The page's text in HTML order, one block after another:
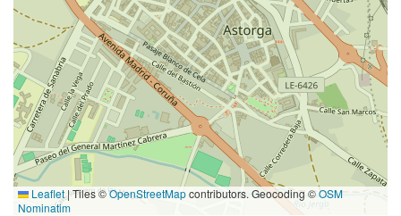
Leaflet |Tiles ©OpenStreetMapcontributors. Geocoding ©OSM
Nominatim